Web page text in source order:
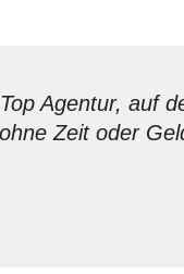
Top Agentur, auf
ohne Zeit oder